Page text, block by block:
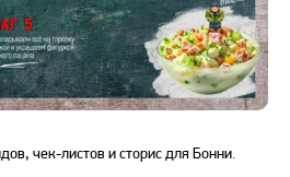
чек-листов и сторис для Бонни.